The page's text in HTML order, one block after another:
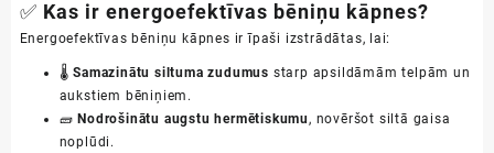
✅ Kas ir energoefektīvas bēniņu kāpnes?
Energoefektīvas bēniņu kāpnes ir īpaši izstrādātas, lai:
🌡️Samazinātu siltuma zudumus starp apsildāmām telpām un
aukstiem bēniņiem.
🧱Nodrošinātu augstu hermētiskumu , novēršot siltā gaisa
noplūdi.